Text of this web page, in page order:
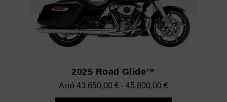
2025 Road Glide™
Από 43.650,00 € - 45.800,00 €Εύρος
τιμών: